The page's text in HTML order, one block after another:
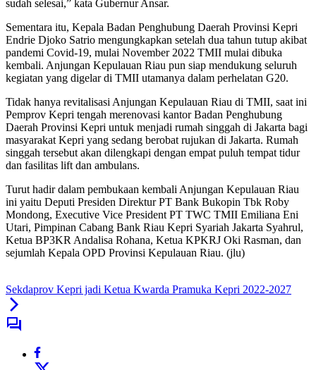
sudah selesai,” kata Gubernur Ansar.
Sementara itu, Kepala Badan Penghubung Daerah Provinsi Kepri
Endrie Djoko Satrio mengungkapkan setelah dua tahun tutup akibat
pandemi Covid-19, mulai November 2022 TMII mulai dibuka
kembali. Anjungan Kepulauan Riau pun siap mendukung seluruh
kegiatan yang digelar di TMII utamanya dalam perhelatan G20.
Tidak hanya revitalisasi Anjungan Kepulauan Riau di TMII, saat ini
Pemprov Kepri tengah merenovasi kantor Badan Penghubung
Daerah Provinsi Kepri untuk menjadi rumah singgah di Jakarta bagi
masyarakat Kepri yang sedang berobat rujukan di Jakarta. Rumah
singgah tersebut akan dilengkapi dengan empat puluh tempat tidur
dan fasilitas lift dan ambulans.
Turut hadir dalam pembukaan kembali Anjungan Kepulauan Riau
ini yaitu Deputi Presiden Direktur PT Bank Bukopin Tbk Roby
Mondong, Executive Vice President PT TWC TMII Emiliana Eni
Utari, Pimpinan Cabang Bank Riau Kepri Syariah Jakarta Syahrul,
Ketua BP3KR Andalisa Rohana, Ketua KPKRJ Oki Rasman, dan
sejumlah Kepala OPD Provinsi Kepulauan Riau. (jlu)
Sekdaprov Kepri jadi Ketua Kwarda Pramuka Kepri 2022-2027